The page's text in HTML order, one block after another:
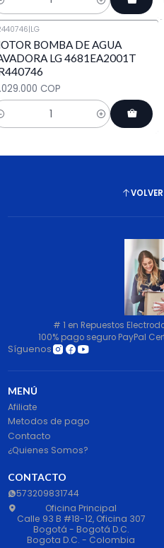
|LG
BOMBA DE AGUA
LG 4681EA2001T
COP
# 1 en Repuestos
100% pago seguro PayPal
Síguenos
MENÚ
Afiliate
Metodos de pago
Contacto
¿Quienes Somos?
CONTACTO
573209831744
Oficina Principal
Calle 93 B #18-12, Oficina 307
Bogotá - Bogotá D.C.
Bogota D.C. - Colombia